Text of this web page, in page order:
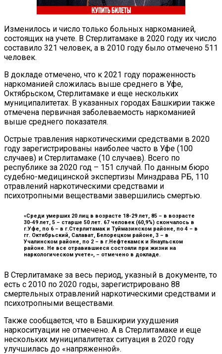
Изменилось и число только больных наркоманией,
состоящих на учете. В Стерлитамаке в 2020 году их число
составило 321 человек, а в 2010 году было отмечено 511
человек.
В докладе отмечено, что к 2021 году пораженность
наркоманией сложилась выше среднего в Уфе,
Октябрьском, Стерлитамаке и еще нескольких
муниципалитетах. В указанных городах Башкирии также
отмечена первичная заболеваемость наркоманией
выше среднего показателя.
Острые травления наркотическими средствами в 2020
году зарегистрированы наиболее часто в Уфе (100
случаев) и Стерлитамаке (10 случаев). Всего по
республике за 2020 год – 151 случай. По данным бюро
судебно-медицинской экспертизы Минздрава РБ, 110
отравлений наркотическими средствами и
психотропными веществами завершились смертью.
«Среди умерших 20 лиц в возрасте 18-29 лет, 85 – в возрасте
30-49 лет, 5 – старше 50 лет. 67 человек (60,9%) скончалось в
г.Уфе, по 6 – в г.Стерлитамак и Туймазинском районе, по 4 – в
гг. Октябрьский, Салават, Белорецком районе, 3 – в
Учалинском районе, по 2 – в г.Нефтекамск и Янаульском
районе. Не все отравившиеся состояли при жизни на
наркологическом учете», – отмечено в докладе.
В Стерлитамаке за весь период, указный в документе, то
есть с 2010 по 2020 годы, зарегистрировано 88
смертельных отравлений наркотическими средствами и
психотропными веществами.
Также сообщается, что в Башкирии ухудшения
наркоситуации не отмечено. А в Стерлитамаке и еще
нескольких муниципалитетах ситуация в 2020 году
улучшилась до «напряженной».